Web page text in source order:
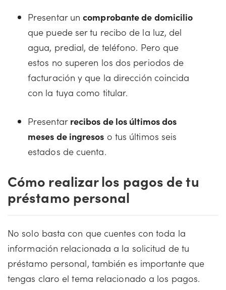
Presentar uncomprobante de domicilio
que puede ser tu recibo de la luz, del
agua, predial, de teléfono. Pero que
estos no superen los dos periodos de
facturación y que la dirección coincida
con la tuya como titular.
Presentar recibos de los últimos dos
meses de ingresos o tus últimos seis
estados de cuenta.
Cómo realizar los pagos de tu
préstamo personal
No solo basta con que cuentes con toda la
información relacionada a la solicitud de tu
préstamo personal, también es importante que
tengas claro el tema relacionado a los pagos.